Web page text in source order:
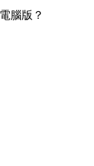
腦版？